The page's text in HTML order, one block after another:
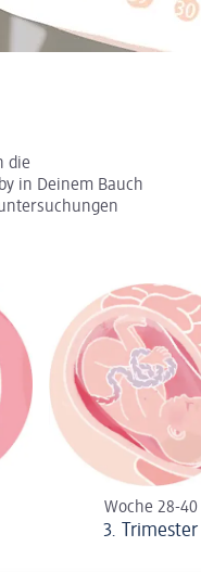
die
in Deinem Bauch
Woche 28-40
3. Trimester